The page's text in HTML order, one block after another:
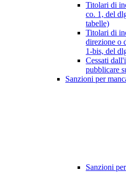
Titolari di
co. 1, del
tabelle)
Titolari di
direzione o
1-bis, del
Cessati
pubblicare
Sanzioni per
Sanzioni